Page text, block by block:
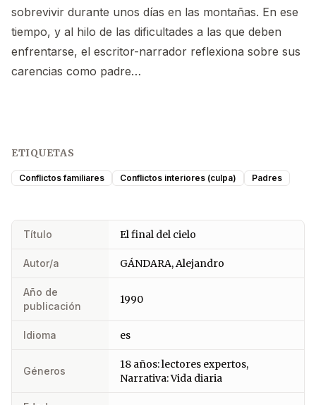
sobrevivir durante unos días en las montañas. En ese
tiempo, y al hilo de las dificultades a las que deben
enfrentarse, el escritor-narrador reflexiona sobre sus
carencias como padre…
ETIQUETAS
Conflictos familiares Conflictos interiores (culpa) Padres
Título El final del cielo
Autor/a GÁNDARA, Alejandro
Año de
publicación
1990
Idioma es
Géneros
18 años: lectores expertos,
Narrativa: Vida diaria